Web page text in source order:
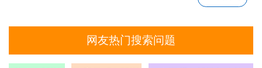
网友热门搜索问题